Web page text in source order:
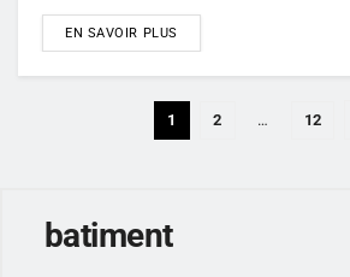
EN SAVOIR PLUS
1 2 … 12
batiment